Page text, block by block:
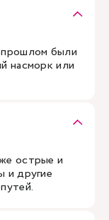
были
насморк или
острые и
и другие